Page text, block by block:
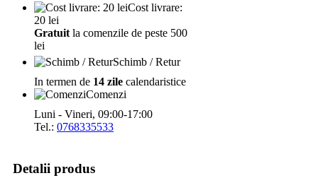
Cost livrare:
20 lei
Gratuit la comenzile de peste 500
lei
Schimb / Retur
In termen de 14 zile calendaristice
Comenzi
Luni - Vineri, 09:00-17:00
Tel.: 0768335533
Detalii produs